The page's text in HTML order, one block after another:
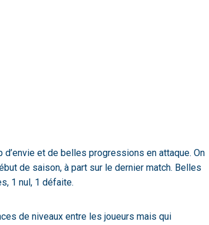
et de belles progressions en attaque. On
de saison, à part sur le dernier match. Belles
1 nul, 1 défaite.
de niveaux entre les joueurs mais qui